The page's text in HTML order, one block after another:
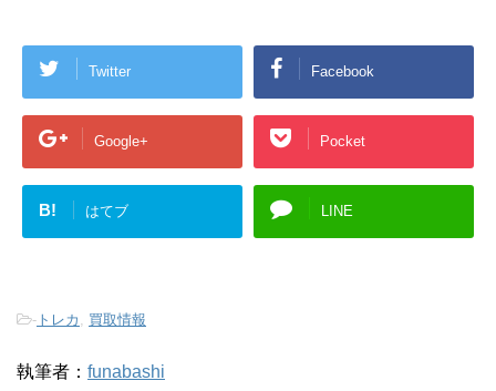
Twitter Facebook
Google+ Pocket
B! はてブ LINE
- トレカ 買取情報
執筆者： funabashi